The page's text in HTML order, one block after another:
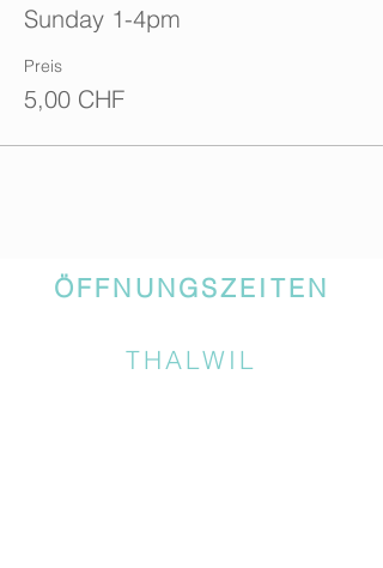
Sunday 1-4pm
Preis
5,00 CHF
ÖFFNUNGSZEITEN
THALWIL